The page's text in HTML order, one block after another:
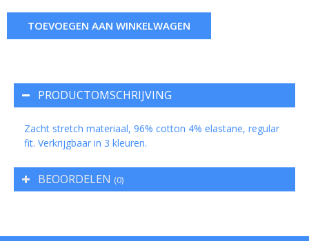
TOEVOEGEN AAN WINKELWAGEN
PRODUCTOMSCHRIJVING
Zacht stretch materiaal, 96% cotton 4% elastane, regular
fit. Verkrijgbaar in 3 kleuren.
BEOORDELEN (0)